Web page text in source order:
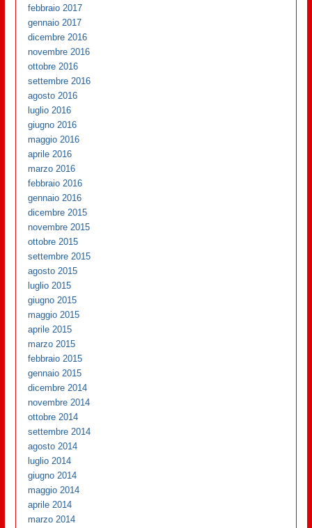
febbraio 2017
gennaio 2017
dicembre 2016
novembre 2016
ottobre 2016
settembre 2016
agosto 2016
luglio 2016
giugno 2016
maggio 2016
aprile 2016
marzo 2016
febbraio 2016
gennaio 2016
dicembre 2015
novembre 2015
ottobre 2015
settembre 2015
agosto 2015
luglio 2015
giugno 2015
maggio 2015
aprile 2015
marzo 2015
febbraio 2015
gennaio 2015
dicembre 2014
novembre 2014
ottobre 2014
settembre 2014
agosto 2014
luglio 2014
giugno 2014
maggio 2014
aprile 2014
marzo 2014